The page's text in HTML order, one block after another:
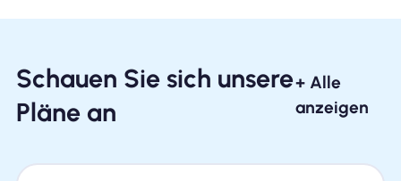
Schauen Sie sich unsere
Pläne an
+ Alle
anzeigen